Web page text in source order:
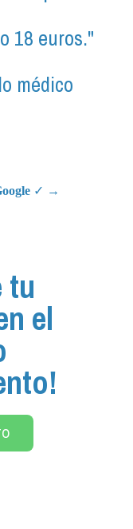
18 euros."
médico
✓ →
tu
el